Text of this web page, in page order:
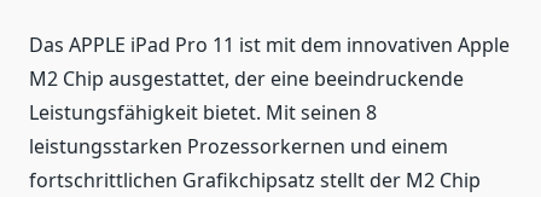
Das APPLE iPad Pro 11 ist mit dem innovativen Apple
M2 Chip ausgestattet, der eine beeindruckende
Leistungsfähigkeit bietet. Mit seinen 8
leistungsstarken Prozessorkernen und einem
fortschrittlichen Grafikchipsatz stellt der M2 Chip